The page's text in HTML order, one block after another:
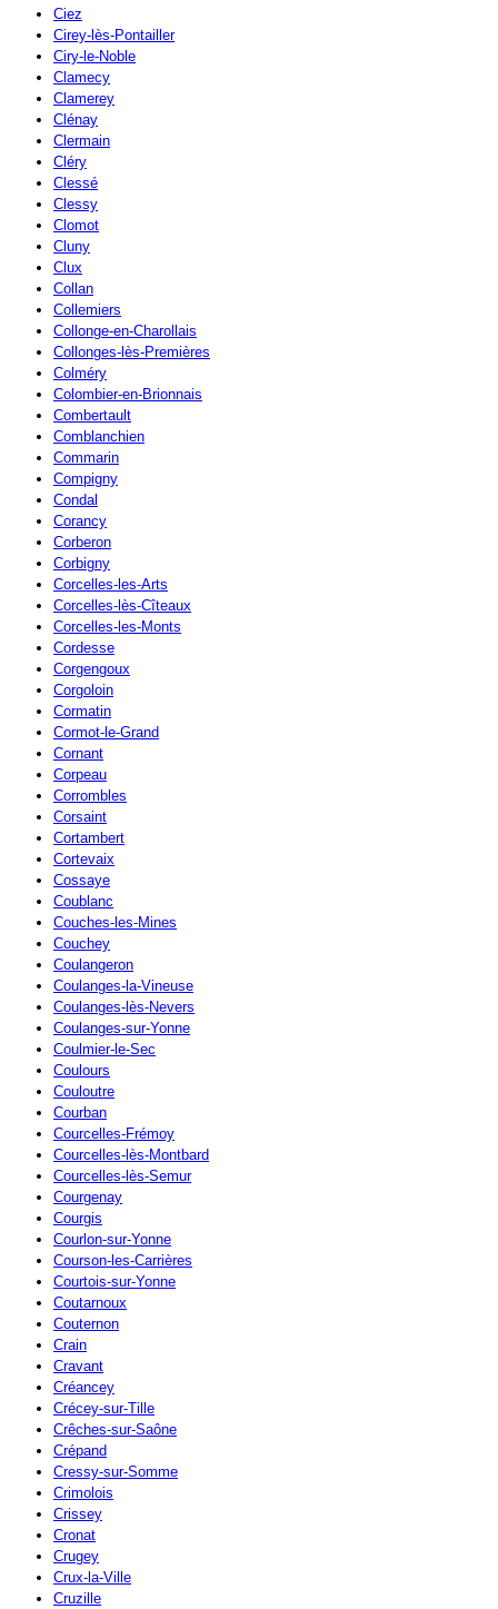
Ciez
Cirey-lès-Pontailler
Ciry-le-Noble
Clamecy
Clamerey
Clénay
Clermain
Cléry
Clessé
Clessy
Clomot
Cluny
Clux
Collan
Collemiers
Collonge-en-Charollais
Collonges-lès-Premières
Colméry
Colombier-en-Brionnais
Combertault
Comblanchien
Commarin
Compigny
Condal
Corancy
Corberon
Corbigny
Corcelles-les-Arts
Corcelles-lès-Cîteaux
Corcelles-les-Monts
Cordesse
Corgengoux
Corgoloin
Cormatin
Cormot-le-Grand
Cornant
Corpeau
Corrombles
Corsaint
Cortambert
Cortevaix
Cossaye
Coublanc
Couches-les-Mines
Couchey
Coulangeron
Coulanges-la-Vineuse
Coulanges-lès-Nevers
Coulanges-sur-Yonne
Coulmier-le-Sec
Coulours
Couloutre
Courban
Courcelles-Frémoy
Courcelles-lès-Montbard
Courcelles-lès-Semur
Courgenay
Courgis
Courlon-sur-Yonne
Courson-les-Carrières
Courtois-sur-Yonne
Coutarnoux
Couternon
Crain
Cravant
Créancey
Crécey-sur-Tille
Crêches-sur-Saône
Crépand
Cressy-sur-Somme
Crimolois
Crissey
Cronat
Crugey
Crux-la-Ville
Cruzille